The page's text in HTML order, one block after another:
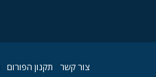
צור קשר תקנון הפורום